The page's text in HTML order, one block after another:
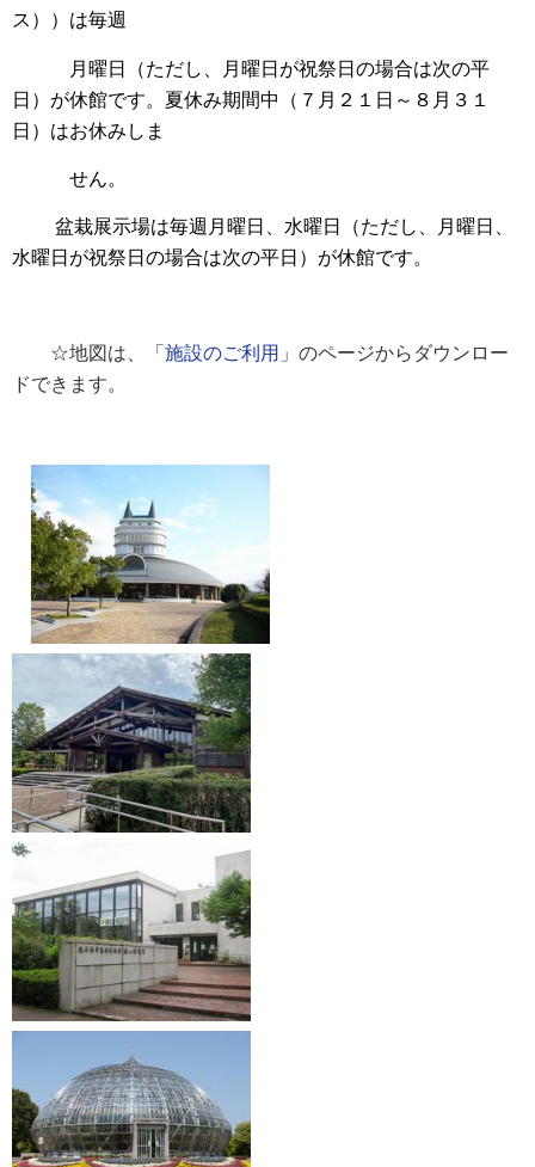
ス））は毎週
月曜日（ただし、月曜 日 が祝祭日の場合は次の平
日）が休館です。夏休み期間中（７月２１日～８月３１
日）はお休みしま
せん。
盆栽展示場は毎週月曜日、水曜日（ただし、月曜日、
水曜日が祝祭日の場合は次の平日） が休館です。
☆地図は、「 施設のご利用 」のページからダウンロー
ドできます。